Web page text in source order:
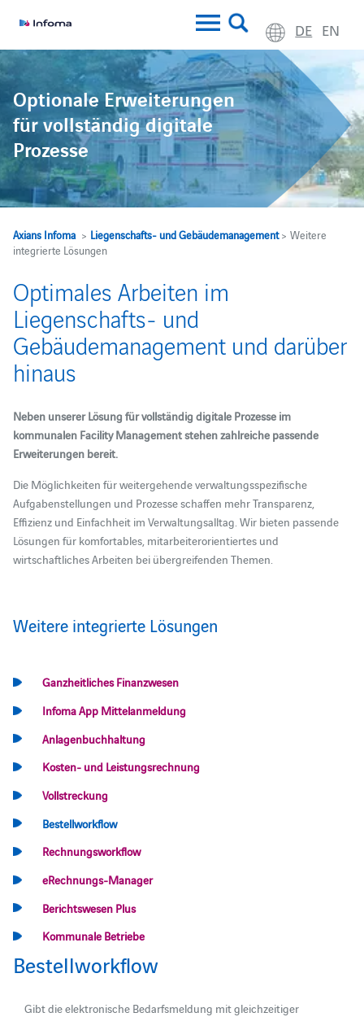
DE EN
Optionale Erweiterungen
für vollständig digitale
Prozesse
Axians Infoma> Liegenschafts- und Gebäudemanagement> Weitere
integrierte Lösungen
Optimales Arbeiten im
Liegenschafts- und
Gebäudemanagement und darüber
hinaus
Neben unserer Lösung für vollständig digitale Prozesse im
kommunalen Facility Management stehen zahlreiche passende
Erweiterungen bereit.
Die Möglichkeiten für weitergehende verwaltungsspezifische
Aufgabenstellungen und Prozesse schaffen mehr Transparenz,
Effizienz und Einfachheit im Verwaltungsalltag. Wir bieten passende
Lösungen für komfortables, mitarbeiterorientiertes und
wirtschaftliches Arbeiten bei übergreifenden Themen.
Weitere integrierte Lösungen
Ganzheitliches Finanzwesen
Infoma App Mittelanmeldung
Anlagenbuchhaltung
Kosten- und Leistungsrechnung
Vollstreckung
Bestellworkflow
Rechnungsworkflow
eRechnungs-Manager
Berichtswesen Plus
Kommunale Betriebe
Bestellworkflow
Gibt die elektronische Bedarfsmeldung mit gleichzeitiger